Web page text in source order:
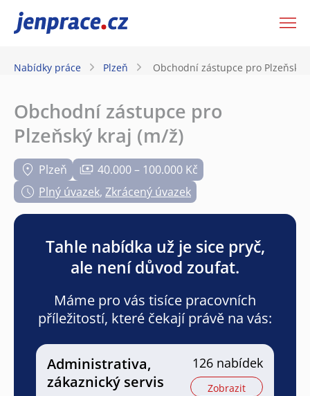
JenPráce.cz
Nabídky práce Plzeň Obchodní zástupce pro Plzeňský
Obchodní zástupce pro
Plzeňský kraj (m/ž)
Plzeň
40.000 – 100.000 Kč
Plný úvazek, Zkrácený úvazek
Tahle nabídka už je sice pryč,
ale není důvod zoufat.
Máme pro vás tisíce pracovních
příležitostí, které čekají právě na vás:
Administrativa,
zákaznický servis
126 nabídek
Zobrazit